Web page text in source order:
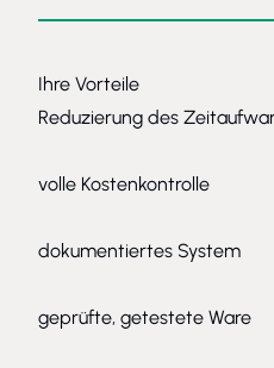
Ihre Vorteile
Reduzierung des
volle Kostenkontrolle
dokumentiertes System
geprüfte, getestete Ware